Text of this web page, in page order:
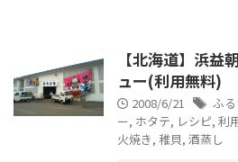
【北海道】浜益
ュー(利用無料)
2008/6/21 ふ
ー, ホタテ, レシピ, 利
火焼き, 稚貝, 酒蒸し